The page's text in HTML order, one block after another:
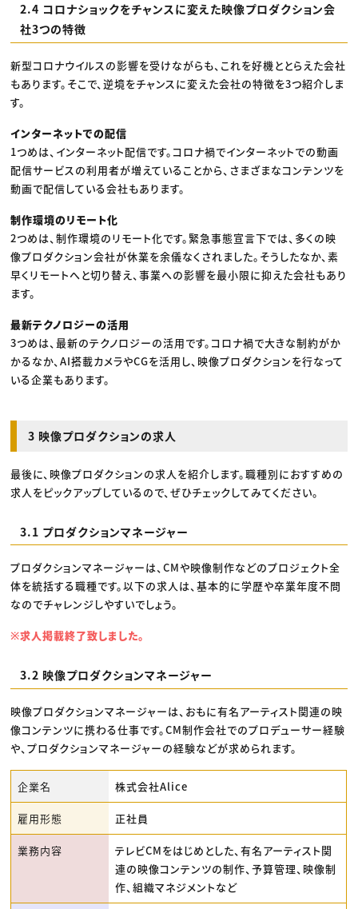
2.4 コロナショックをチャンスに変えた映像プロダクション会
社3つの特徴
新型コロナウイルスの影響を受けながらも、これを好機ととらえた会社
もあります。そこで、逆境をチャンスに変えた会社の特徴を3つ紹介しま
す。
インターネットでの配信
1つめは、インターネット配信です。コロナ禍でインターネットでの動画
配信サービスの利用者が増えていることから、さまざまなコンテンツを
動画で配信している会社もあります。
制作環境のリモート化
2つめは、制作環境のリモート化です。緊急事態宣言下では、多くの映
像プロダクション会社が休業を余儀なくされました。そうしたなか、素
早くリモートへと切り替え、事業への影響を最小限に抑えた会社もあり
ます。
最新テクノロジーの活用
3つめは、最新のテクノロジーの活用です。コロナ禍で大きな制約がか
かるなか、AI搭載カメラやCGを活用し、映像プロダクションを行なって
いる企業もあります。
3 映像プロダクションの求人
最後に、映像プロダクションの求人を紹介します。職種別におすすめの
求人をピックアップしているので、ぜひチェックしてみてください。
3.1 プロダクションマネージャー
プロダクションマネージャーは、CMや映像制作などのプロジェクト全
体を統括する職種です。以下の求人は、基本的に学歴や卒業年度不問
なのでチャレンジしやすいでしょう。
※求人掲載終了致しました。
3.2 映像プロダクションマネージャー
映像プロダクションマネージャーは、おもに有名アーティスト関連の映
像コンテンツに携わる仕事です。CM制作会社でのプロデューサー経験
や、プロダクションマネージャーの経験などが求められます。
企業名 株式会社Alice
雇用形態 正社員
業務内容
テレビCMをはじめとした、有名アーティスト関
連の映像コンテンツの制作、予算管理、映像制
作、組織マネジメントなど